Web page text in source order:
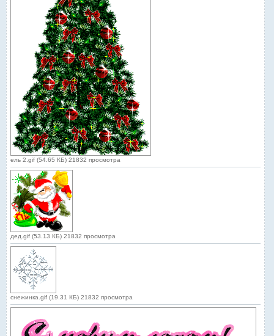
ель 2.gif (54.65 КБ) 21832 просмотра
дед.gif (53.13 КБ) 21832 просмотра
снежинка.gif (19.31 КБ) 21832 просмотра